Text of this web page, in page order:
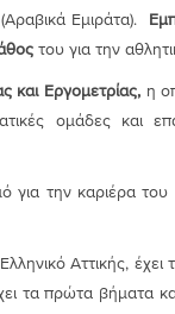
(Αραβικά Εμιράτα).
του για την
και Εργομετρίας, η
ομάδες και
για την καριέρα
Αττικής, έχει
τα πρώτα βήματα